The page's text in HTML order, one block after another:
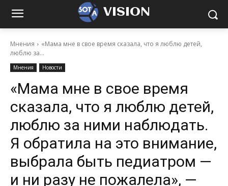
VISION
Мнения
«Мама мне в свое время сказала, что я люблю детей,
люблю за...
Мнения Новости
«Мама мне в свое время
сказала, что я люблю детей,
люблю за ними наблюдать.
Я обратила на это внимание,
выбрала быть педиатром —
и ни разу не пожалела», —